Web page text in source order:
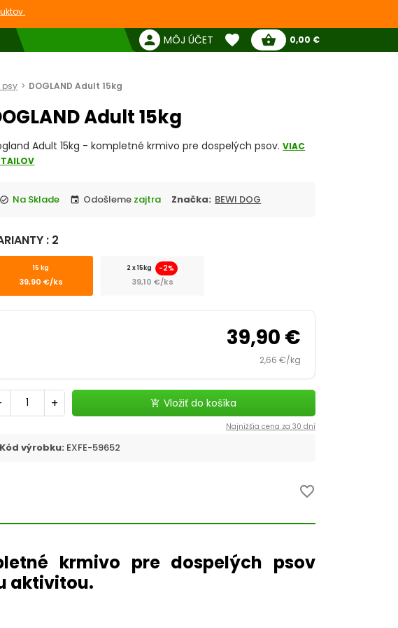
person MÔJ ÚČET favorite shopping_basket 0,00 €
psy DOGLAND Adult 15kg
Adult 15kg
Adult 15kg - kompletné krmivo pre dospelých psov.VIAC
check_circle Na Sklade event Odošleme zajtra Značka: BEWI DOG
: 2
15 kg
39,90 €/ks
2 x 15kg -2%
39,10 €/ks
39,90 €
2,66 €/kg
+ add_shopping_cart Vložiť do košíka
Najnižšia cena za 30 dní
Kód výrobku: EXFE-59652
favorite_border
krmivo pre dospelých psov
aktivitou.